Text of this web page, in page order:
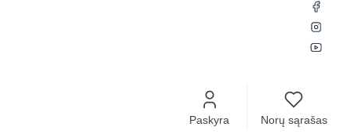
Paskyra Norų sąrašas